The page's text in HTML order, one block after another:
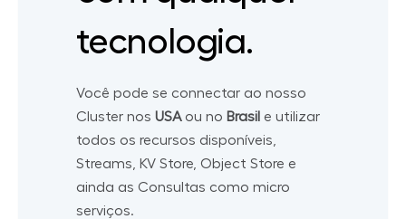
tecnologia.
Você pode se connectar ao nosso
Cluster nos USAou no Brasil e utilizar
todos os recursos disponíveis,
Streams, KV Store, Object Store e
ainda as Consultas como micro
serviços.